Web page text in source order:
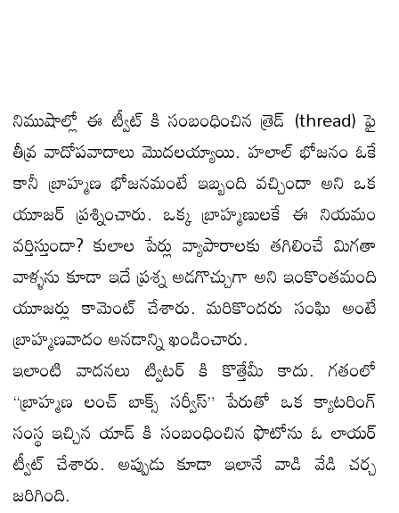
నిముషాల్లో ఈ ట్వీట్ కి సంబంధించిన త్రెడ్ (thread) ఫై
తీవ్ర వాదోపవాదాలు మొదలయ్యాయి. హలాల్ భోజనం ఓకే
కానీ బ్రాహ్మణ భోజనమంటే ఇబ్బంది వచ్చిందా అని ఒక
యూజర్ ప్రశ్నించారు. ఒక్క బ్రాహ్మణులకే ఈ నియమం
వర్తిస్తుందా? కులాల పేర్లు వ్యాపారాలకు తగిలించే మిగతా
వాళ్ళను కూడా ఇదే ప్రశ్న అడగొచ్చుగా అని ఇంకొంతమంది
యూజర్లు కామెంట్ చేశారు. మరికొందరు సంఘి అంటే
బ్రాహ్మణవాదం అనడాన్ని ఖండించారు.
ఇలాంటి వాదనలు ట్విటర్ కి కొత్తేమీ కాదు. గతంలో
“బ్రాహ్మణ లంచ్ బాక్స్ సర్వీస్” పేరుతో ఒక క్యాటరింగ్
సంస్థ ఇచ్చిన యాడ్ కి సంబంధించిన ఫొటోను ఓ లాయర్
ట్వీట్ చేశారు. అప్పుడు కూడా ఇలానే వాడి వేడి చర్చ
జరిగింది.